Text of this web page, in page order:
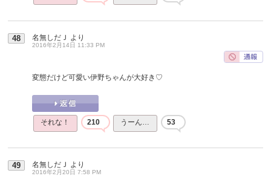
48 名無しだＪ より
2016年2月14日 11:33 PM
変態だけど可愛い伊野ちゃんが大好き♡
それな！ 210 うーん… 53
49 名無しだＪ より
2016年2月20日 7:58 PM